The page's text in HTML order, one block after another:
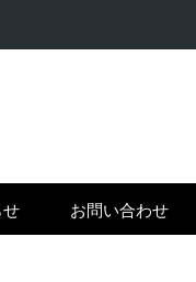
お問い合わせ